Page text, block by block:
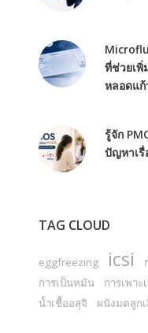
ที่ช่วยเพิ่
หลอดแก้
รู้จัก
ปัญหาเรื่
TAG CLOUD
eggfreezing icsi
การเป็นหมัน
การเพา
น้ำเชื้ออสุจิ
ผนังมดลูก